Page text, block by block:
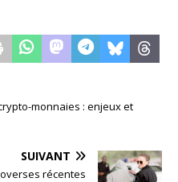
monnaies : enjeux et
SUIVANT
récentes